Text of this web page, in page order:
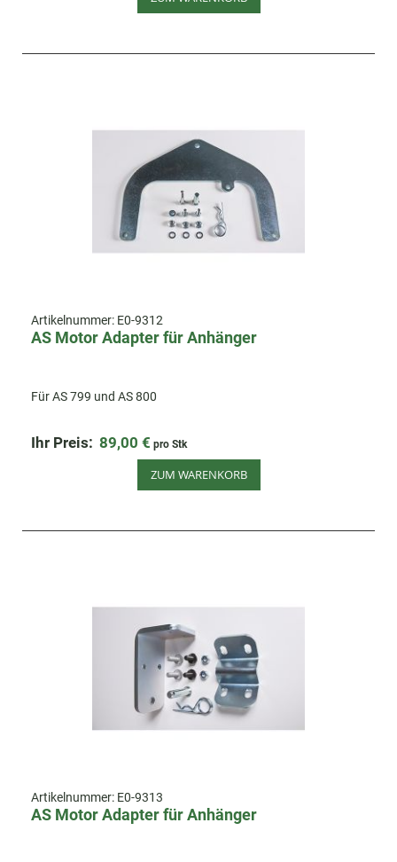
Artikelnummer: E0-9312
AS Motor Adapter für Anhänger
Für AS 799 und AS 800
Ihr Preis: 89,00 € pro Stk
ZUM WARENKORB
Artikelnummer: E0-9313
AS Motor Adapter für Anhänger